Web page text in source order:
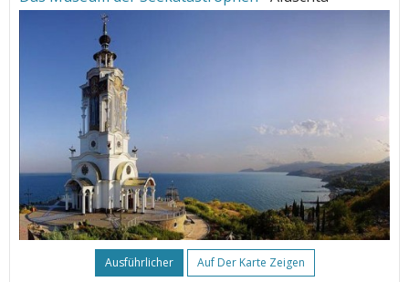
Ausführlicher Auf Der Karte Zeigen